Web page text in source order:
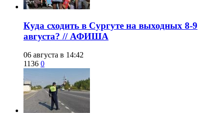
​Куда сходить в Сургуте на выходных 8-9
августа? // АФИША
06 августа в 14:42
1136 0